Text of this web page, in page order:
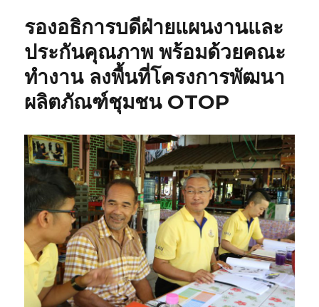
ออนไลน์
รองอธิการบดีฝ่ายแผนงานและ
ประกันคุณภาพ พร้อมด้วยคณะ
ทำงาน ลงพื้นที่โครงการพัฒนา
ผลิตภัณฑ์ชุมชน OTOP